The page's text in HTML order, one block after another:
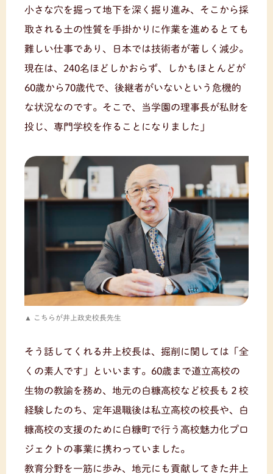
小さな穴を掘って地下を深く掘り進み、そこから採
取される土の性質を手掛かりに作業を進めるとても
難しい仕事であり、日本では技術者が著しく減少。
現在は、240名ほどしかおらず、しかもほとんどが
60歳から70歳代で、後継者がいないという危機的
な状況なのです。そこで、当学園の理事長が私財を
投じ、専門学校を作ることになりました」
こちらが井上政史校長先生
そう話してくれる井上校長は、掘削に関しては「全
くの素人です」といいます。60歳まで道立高校の
生物の教諭を務め、地元の白糠高校など校長も２校
経験したのち、定年退職後は私立高校の校長や、白
糠高校の支援のために白糠町で行う高校魅力化プロ
ジェクトの事業に携わっていました。
教育分野を一筋に歩み、地元にも貢献してきた井上